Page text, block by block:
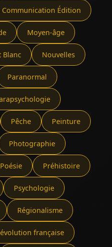
Communication Édition
Moyen-âge
Blanc Nouvelles
Paranormal
Pêche Peinture
Photographie
Poésie Préhistoire
Psychologie
Régionalisme
française